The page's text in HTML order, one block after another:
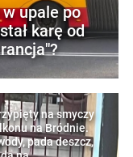
upale po
karę od
na smyczy
na Bródnie.
pada deszcz,